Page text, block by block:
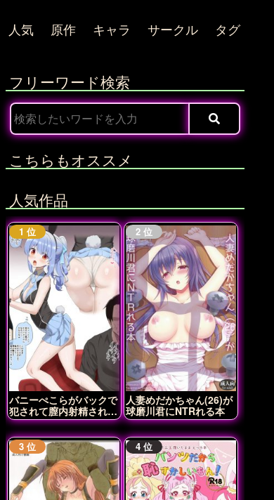
人気 原作 キャラ サークル タグ
フリーワード検索
こちらもオススメ
人気作品
バニーぺこらがバックで
犯されて膣内射精されち
ゃう♡
人妻めだかちゃん(26)が
球磨川君にNTRれる本